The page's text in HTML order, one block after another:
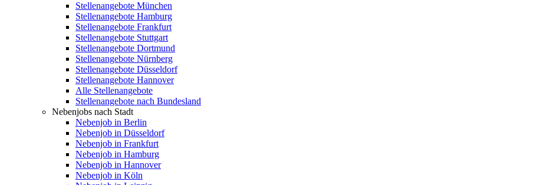
Stellenangebote München
Stellenangebote Hamburg
Stellenangebote Frankfurt
Stellenangebote Stuttgart
Stellenangebote Dortmund
Stellenangebote Nürnberg
Stellenangebote Düsseldorf
Stellenangebote Hannover
Alle Stellenangebote
Stellenangebote nach Bundesland
Nebenjobs nach Stadt
Nebenjob in Berlin
Nebenjob in Düsseldorf
Nebenjob in Frankfurt
Nebenjob in Hamburg
Nebenjob in Hannover
Nebenjob in Köln